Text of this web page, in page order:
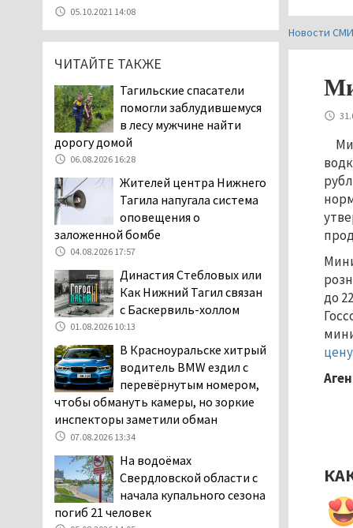
Новости
до
Екатеринбург подвергся
атаке БПЛА, восемь из
них были сбиты, три
центра
07.08.2026 11:28
Тагильские спасатели
помогли заблудившемуся
дорогу домой
06.08.2026 16:28
Прокуратура
Дзержинского района
возбудила административное дело в
отношении «Водоканала-НТ» из-за
отсутствия холодной воды
06.08.2026 15:42
Двое детей пострадали
при сходе трамвая с
рельсов в Нижнем Тагиле
06.08.2026 14:25
Правительство РФ
и продажу бензина класса
«Евро-2», в котором содержание
серы в 10 раз выше, чем в топливе
«Евро-5». Это опасно для здоровья и
05.10.2021 14:08
ЧИТАЙТЕ ТАКЖЕ
Тагильские спасатели
помогли заблудившемуся
в лесу мужчине найти
дорогу домой
06.08.2026 16:28
Жителей центра Нижнего
Тагила напугала система
оповещения о
заложенной бомбе
04.08.2026 17:57
Династия Стебловых или
Как Нижний Тагил связан
с Баскервиль-холлом
01.08.2026 10:13
В Красноуральске хитрый
водитель BMW ездил с
перевёрнутым номером,
чтобы обмануть камеры, но зоркие
инспекторы заметили обман
07.08.2026 13:34
На водоёмах
Свердловской области с
начала купального сезона
погиб 21 человек